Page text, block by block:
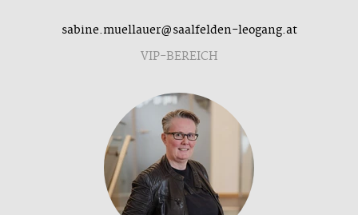
sabine.muellauer@saalfelden-leogang.at
VIP-BEREICH